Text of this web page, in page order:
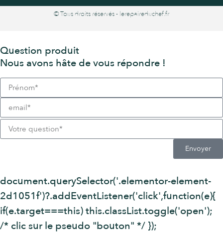
© Tous droits réservés - lerepaireduchef.fr
Question produit
Nous avons hâte de vous répondre !
Envoyer
document.querySelector('.elementor-element-
2d1051f')?.addEventListener('click',function(e){
if(e.target===this) this.classList.toggle('open');
/* clic sur le pseudo "bouton" */ });